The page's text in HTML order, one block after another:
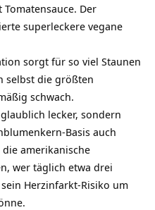
Der
superleckere vegane
sorgt für so viel Staunen
selbst die größten
schwach.
lecker, sondern
Basis auch
amerikanische
wer täglich etwa drei
Herzinfarkt-Risiko um